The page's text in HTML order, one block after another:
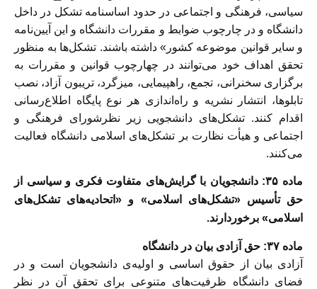
سیاسی، فرهنگى و اجتماعی در حدود اساسنامه تشكل در داخل
دانشگاه و در چارچوب ضوابط و مقررات دانشگاه و این آیين‌نامه
و سایر قوانين موضوعه کشور» داشته باشند. تشکل‌ها به منظور
تحقق اهداف خود می‌توانند در چهارچوب قوانین و مقررات به
برگزاری سخنرانی، تجمع، راهپيمايى، میزگرد، تریبون آزاد، نصب
تابلوها، انتشار نشریه و راه‌اندازى هر نوع پایگاه اطلاع‌رسانى
اقدام کنند. تشكل‌هاى دانشجویی زیر نظرشورای فرهنگى و
اجتماعى و هیأت نظارت بر تشكل‌هاى اسلامى دانشگاه فعاليت
مى‌كنند.
ماده ٣۵: دانشجویان با گرایش‌های متفاوت فكرى و سیاسى از
حق تأسیس «تشكل‌هاى اسلامی» و «اتحادیه‌هاى تشکل‌های
اسلامی» برخوردارند.
ماده ٣٧: حق آزادی بیان در دانشگاه
‎آزادی بیان از حقوق اساسى و اولیه‌ی دانشجویان است و در
فضای دانشگاه ظرفیت‌هاى متنوعی برای تحقق آن در نظر